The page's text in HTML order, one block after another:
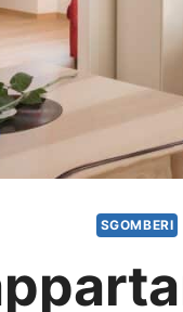
SGOMBERI